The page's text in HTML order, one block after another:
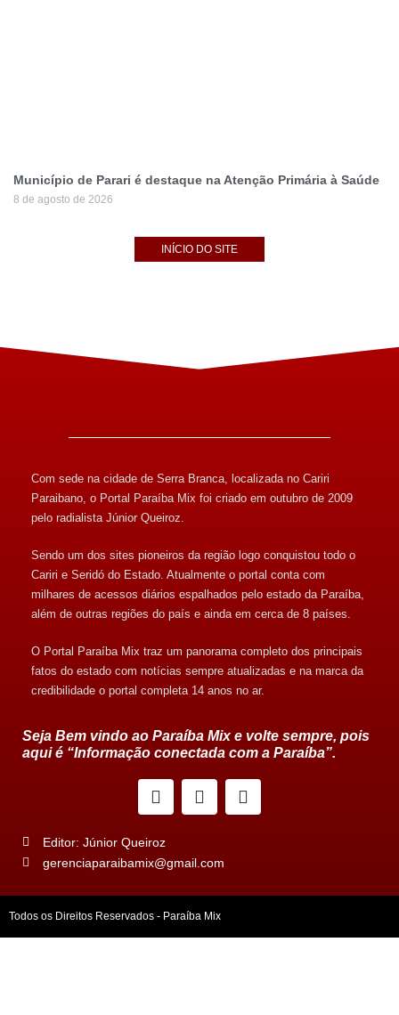
Município de Parari é destaque na Atenção Primária à Saúde
8 de agosto de 2026
INÍCIO DO SITE
Com sede na cidade de Serra Branca, localizada no Cariri
Paraibano, o Portal Paraíba Mix foi criado em outubro de 2009
pelo radialista Júnior Queiroz.
Sendo um dos sites pioneiros da região logo conquistou todo o
Cariri e Seridó do Estado. Atualmente o portal conta com
milhares de acessos diários espalhados pelo estado da Paraíba,
além de outras regiões do país e ainda em cerca de 8 países.
O Portal Paraíba Mix traz um panorama completo dos principais
fatos do estado com notícias sempre atualizadas e na marca da
credibilidade o portal completa 14 anos no ar.
Seja Bem vindo ao Paraíba Mix e volte sempre, pois
aqui é “Informação conectada com a Paraíba”.
Editor: Júnior Queiroz
gerenciaparaibamix@gmail.com
Todos os Direitos Reservados - Paraíba Mix